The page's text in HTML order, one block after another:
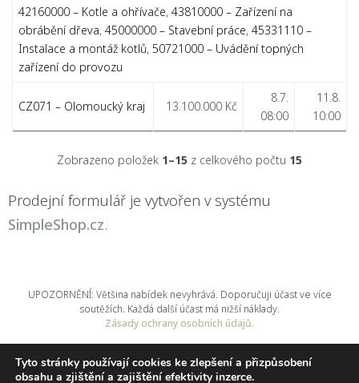
42160000 – Kotle a ohřívače, 43810000 – Zařízení na
obrábění dřeva, 45000000 – Stavební práce, 45331110 –
Instalace a montáž kotlů, 50721000 – Uvádění topných
zařízení do provozu
CZ071 – Olomoucký kraj 13.100.000 Kč
8.7.
08:00
11.8.
10:00
Zobrazeno položek 1–15 z celkového počtu 15
Prodejní formulář je vytvořen v systému
SimpleShop.cz.
UPOZORNĚNÍ: Většina nabídek nevyhrává. Doporučuji účast ve více
soutěžích. Každá další účast má nižší náklady.
Zásady ochrany osobních údajů.
Tyto stránky používají cookies ke zlepšení a přizpůsobení
obsahu a zjištění a zajištění efektivity inzerce.